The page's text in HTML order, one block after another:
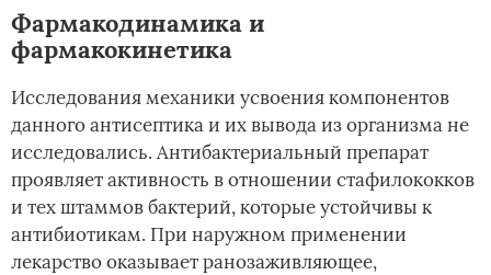
Фармакодинамика и
фармакокинетика
Исследования механики усвоения компонентов
данного антисептика и их вывода из организма не
исследовались. Антибактериальный препарат
проявляет активность в отношении стафилококков
и тех штаммов бактерий, которые устойчивы к
антибиотикам. При наружном применении
лекарство оказывает ранозаживляющее,